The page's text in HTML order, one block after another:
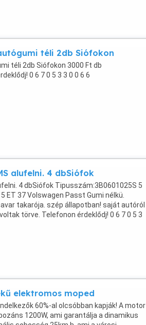
téli 2db Siófokon
téli 2db Siófokon 3000 Ft db
0 6 7 0 5 3 3 0 0 6 6
alufelni. 4 dbSiófok
4 dbSiófok Tipusszám:3B0601025S 5
ET 37 Volswagen Passt Gumi nélkü.
takarója. szép állapotban! saját autóról
törve. Telefonon érdeklődj! 0 6 7 0 5 3
elektromos moped
60%-al olcsóbban kapják! A motor
1200W, ami garantálja a dinamikus